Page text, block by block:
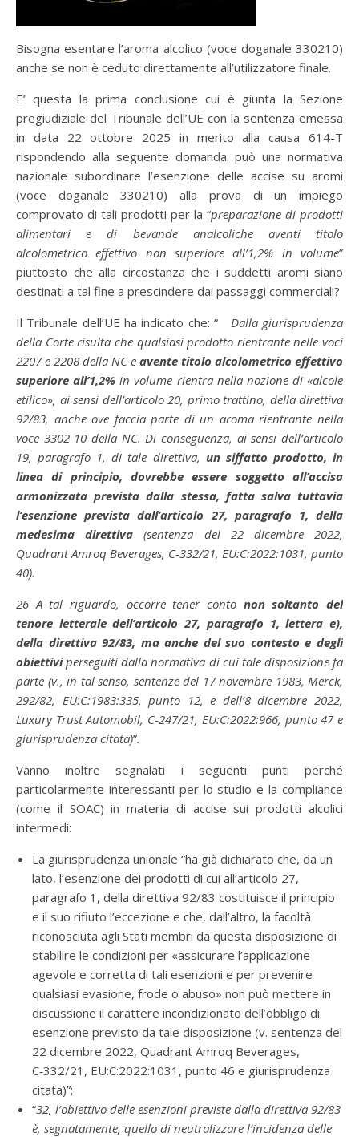
Bisogna esentare l’aroma alcolico (voce doganale 330210)
anche se non è ceduto direttamente all’utilizzatore finale.
E’ questa la prima conclusione cui è giunta la Sezione
pregiudiziale del Tribunale dell’UE con la sentenza emessa
in data 22 ottobre 2025 in merito alla causa 614-T
rispondendo alla seguente domanda: può una normativa
nazionale subordinare l’esenzione delle accise su aromi
(voce doganale 330210) alla prova di un impiego
comprovato di tali prodotti per la “preparazione di prodotti
alimentari e di bevande analcoliche aventi titolo
alcolometrico effettivo non superiore all’1,2% in volume”
piuttosto che alla circostanza che i suddetti aromi siano
destinati a tal fine a prescindere dai passaggi commerciali?
Il Tribunale dell’UE ha indicato che: “ Dalla giurisprudenza
della Corte risulta che qualsiasi prodotto rientrante nelle voci
2207 e 2208 della NC e avente titolo alcolometrico effettivo
superiore all’1,2% in volume rientra nella nozione di «alcole
etilico», ai sensi dell’articolo 20, primo trattino, della direttiva
92/83, anche ove faccia parte di un aroma rientrante nella
voce 3302 10 della NC. Di conseguenza, ai sensi dell’articolo
19, paragrafo 1, di tale direttiva, un siffatto prodotto, in
linea di principio, dovrebbe essere soggetto all’accisa
armonizzata prevista dalla stessa, fatta salva tuttavia
l’esenzione prevista dall’articolo 27, paragrafo 1, della
medesima direttiva (sentenza del 22 dicembre 2022,
Quadrant Amroq Beverages, C‑332/21, EU:C:2022:1031, punto
40).
26 A tal riguardo, occorre tener conto non soltanto del
tenore letterale dell’articolo 27, paragrafo 1, lettera e),
della direttiva 92/83, ma anche del suo contesto e degli
obiettiviperseguiti dalla normativa di cui tale disposizione fa
parte (v., in tal senso, sentenze del 17 novembre 1983, Merck,
292/82, EU:C:1983:335, punto 12, e dell’8 dicembre 2022,
Luxury Trust Automobil, C‑247/21, EU:C:2022:966, punto 47 e
giurisprudenza citata)”.
Vanno inoltre segnalati i seguenti punti perché
particolarmente interessanti per lo studio e la compliance
(come il SOAC) in materia di accise sui prodotti alcolici
intermedi:
La giurisprudenza unionale “ha già dichiarato che, da un
lato, l’esenzione dei prodotti di cui all’articolo 27,
paragrafo 1, della direttiva 92/83 costituisce il principio
e il suo rifiuto l’eccezione e che, dall’altro, la facoltà
riconosciuta agli Stati membri da questa disposizione di
stabilire le condizioni per «assicurare l’applicazione
agevole e corretta di tali esenzioni e per prevenire
qualsiasi evasione, frode o abuso» non può mettere in
discussione il carattere incondizionato dell’obbligo di
esenzione previsto da tale disposizione (v. sentenza del
22 dicembre 2022, Quadrant Amroq Beverages,
C‑332/21, EU:C:2022:1031, punto 46 e giurisprudenza
citata)”;
“32, l’obiettivo delle esenzioni previste dalla direttiva 92/83
è, segnatamente, quello di neutralizzare l’incidenza delle